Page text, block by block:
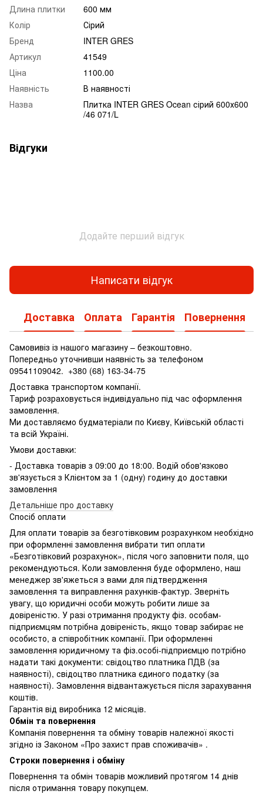
Длина плитки
600 мм
Колір
Сірий
Бренд
INTER GRES
Артикул
41549
Ціна
1100.00
Наявність
В наявності
Назва
Плитка INTER GRES Ocean сірий 600х600
/46 071/L
Відгуки
Додайте перший відгук
Написати відгук
Доставка Оплата Гарантія Повернення
Самовивіз із нашого магазину – безкоштовно.
Попередньо уточнивши наявність за телефоном
09541109042. +380 (68) 163-34-75
Доставка транспортом компанії.
Тариф розраховується індивідуально під час оформлення
замовлення.
Ми доставляємо будматеріали по Києву, Київській області
та всій Україні.
Умови доставки:
- Доставка товарів з 09:00 до 18:00. Водій обов'язково
зв'язується з Клієнтом за 1 (одну) годину до доставки
замовлення
Детальніше про доставку
Спосіб оплати
Для оплати товарів за безготівковим розрахунком необхідно
при оформленні замовлення вибрати тип оплати
«Безготівковий розрахунок», після чого заповнити поля, що
рекомендуються. Коли замовлення буде оформлено, наш
менеджер зв'яжеться з вами для підтвердження
замовлення та виправлення рахунків-фактур. Зверніть
увагу, що юридичні особи можуть робити лише за
довіреністю. У разі отримання продукту фіз. особам-
підприємцям потрібна довіреність, якщо товар забирає не
особисто, а співробітник компанії. При оформленні
замовлення юридичному та фіз.особі-підприємцю потрібно
надати такі документи: свідоцтво платника ПДВ (за
наявності), свідоцтво платника єдиного податку (за
наявності). Замовлення відвантажується після зарахування
коштів.
Гарантія від виробника 12 місяців.
Обмін та повернення
Компанія повернення та обміну товарів належної якості
згідно із Законом «Про захист прав споживачів» .
Строки повернення і обміну
Повернення та обмін товарів можливий протягом 14 днів
після отримання товару покупцем.